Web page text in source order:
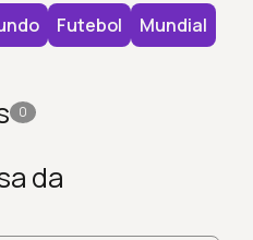
Futebol Mundial
0
da